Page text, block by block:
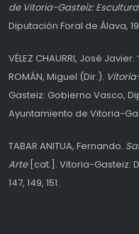
de Vitoria-Gasteiz:
Diputación Foral de Álava,
VÉLEZ CHAURRI, José Javier.
ROMÁN, Miguel (Dir.).
Gasteiz: Gobierno Vasco,
Ayuntamiento de Vitoria-
TABAR ANITUA, Fernando.
Arte[cat.]. Vitoria-Gasteiz:
147, 149, 151.